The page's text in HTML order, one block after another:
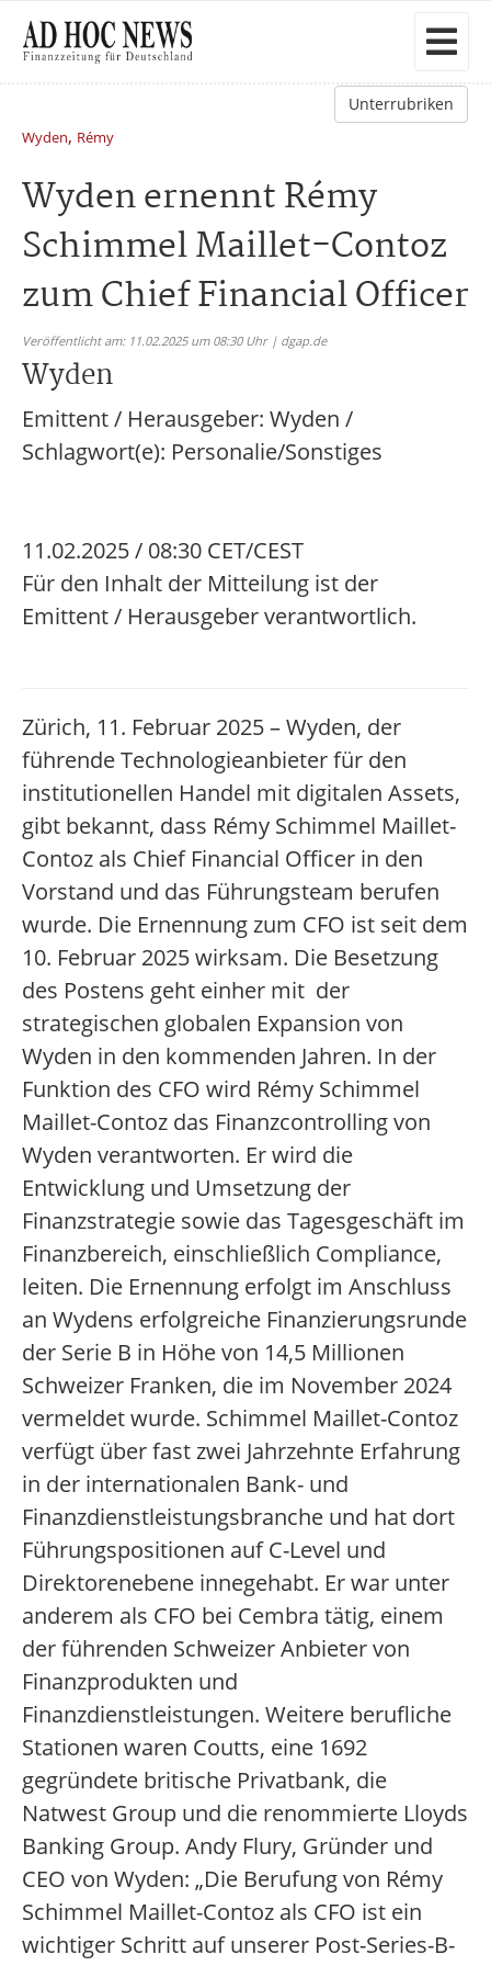
Unterrubriken
Wyden, Rémy
Wyden ernennt Rémy
Schimmel Maillet-Contoz
zum Chief Financial Officer
Veröffentlicht am: 11.02.2025 um 08:30 Uhr | dgap.de
Wyden
Emittent / Herausgeber: Wyden /
Schlagwort(e): Personalie/Sonstiges
11.02.2025 / 08:30 CET/CEST
Für den Inhalt der Mitteilung ist der
Emittent / Herausgeber verantwortlich.
Zürich, 11. Februar 2025 – Wyden, der
führende Technologieanbieter für den
institutionellen Handel mit digitalen Assets,
gibt bekannt, dass Rémy Schimmel Maillet-
Contoz als Chief Financial Officer in den
Vorstand und das Führungsteam berufen
wurde. Die Ernennung zum CFO ist seit dem
10. Februar 2025 wirksam. Die Besetzung
des Postens geht einher mit der
strategischen globalen Expansion von
Wyden in den kommenden Jahren. In der
Funktion des CFO wird Rémy Schimmel
Maillet-Contoz das Finanzcontrolling von
Wyden verantworten. Er wird die
Entwicklung und Umsetzung der
Finanzstrategie sowie das Tagesgeschäft im
Finanzbereich, einschließlich Compliance,
leiten. Die Ernennung erfolgt im Anschluss
an Wydens erfolgreiche Finanzierungsrunde
der Serie B in Höhe von 14,5 Millionen
Schweizer Franken, die im November 2024
vermeldet wurde. Schimmel Maillet-Contoz
verfügt über fast zwei Jahrzehnte Erfahrung
in der internationalen Bank- und
Finanzdienstleistungsbranche und hat dort
Führungspositionen auf C-Level und
Direktorenebene innegehabt. Er war unter
anderem als CFO bei Cembra tätig, einem
der führenden Schweizer Anbieter von
Finanzprodukten und
Finanzdienstleistungen. Weitere berufliche
Stationen waren Coutts, eine 1692
gegründete britische Privatbank, die
Natwest Group und die renommierte Lloyds
Banking Group. Andy Flury, Gründer und
CEO von Wyden: „Die Berufung von Rémy
Schimmel Maillet-Contoz als CFO ist ein
wichtiger Schritt auf unserer Post-Series-B-